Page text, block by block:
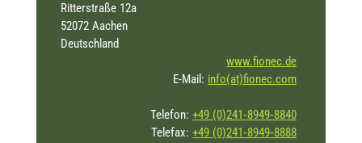
Ritterstraße 12a
52072 Aachen
Deutschland
www.fionec.de
E-Mail: info(at)fionec.com
Telefon:+49 (0)241‑8949‑8840
Telefax:+49 (0)241‑8949‑8888